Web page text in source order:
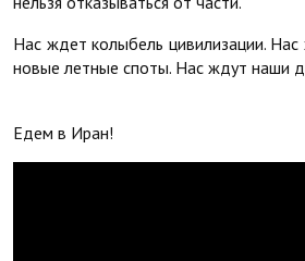
Нас ждет колыбель цивилизации.
новые летные споты. Нас ждут наши
Едем в Иран!